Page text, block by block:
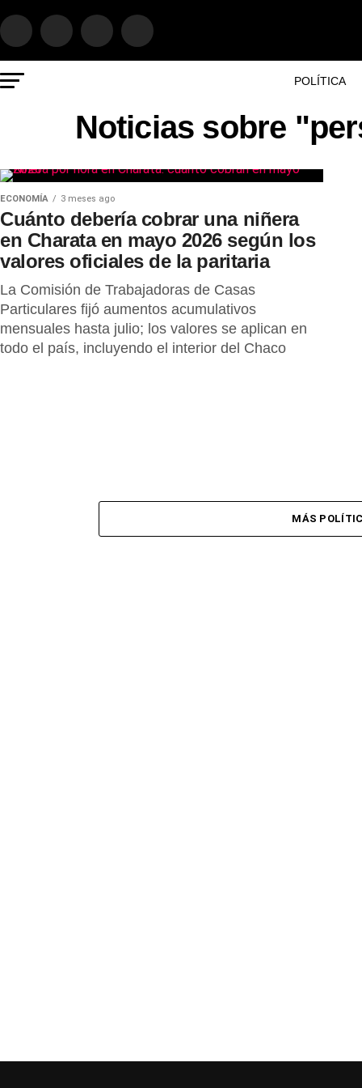
POLÍTICA
Noticias sobre
ECONOMÍA 3 meses ago
Cuánto debería cobrar una niñera
en Charata en mayo 2026 según los
valores oficiales de la paritaria
La Comisión de Trabajadoras de Casas
Particulares fijó aumentos acumulativos
mensuales hasta julio; los valores se aplican en
todo el país, incluyendo el interior del Chaco
MÁS